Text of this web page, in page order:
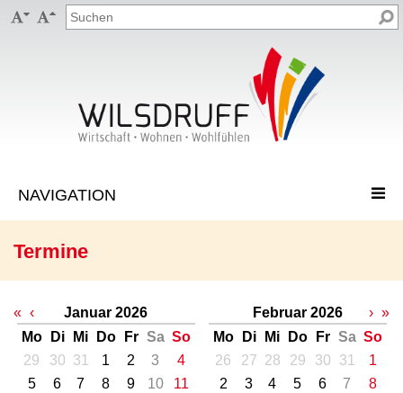
 
Termine
« ‹
Januar 2026
Mo
Di Mi Do Fr Sa So
29
30 31 1 2 3
4
5
6 7 8 9 10
11
Februar 2026
Mo
Di Mi Do Fr Sa So
26
27 28 29 30 31
1
2
3 4 5 6 7
8
› »